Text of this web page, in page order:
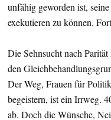
unfähig geworden ist,
exekutieren zu können.
Die Sehnsucht nach
den
Der Weg, Frauen für
begeistern, ist ein Irrweg.
ab. Doch die Wünsche,